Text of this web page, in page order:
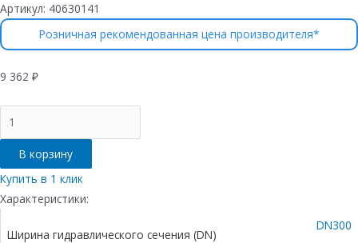
Артикул: 40630141
Розничная рекомендованная цена производителя*
9 362 ₽
товара
Лоток
водоотводный
бетонный
коробчатый
(СО300
В корзину
Купить в 1 клик
Характеристики:
Ширина гидравлического сечения (DN)
DN300